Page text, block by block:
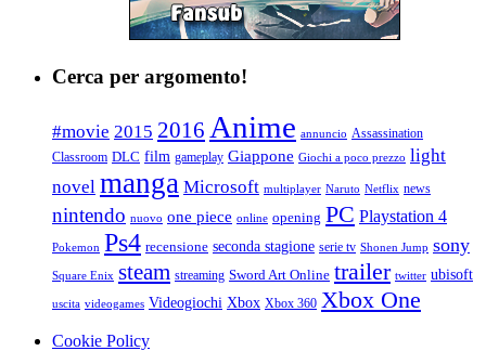
Cerca per argomento!
#movie 2015 2016 Anime annuncio Assassination
Classroom DLC film gameplay Giappone Giochi a poco prezzo light
novel manga Microsoft multiplayer Naruto Netflix news
nintendo nuovo one piece online opening PC Playstation 4
Pokemon Ps4 recensione seconda stagione serie tv Shonen Jump sony
Square Enix steam streaming Sword Art Online trailer twitter ubisoft
uscita videogames Videogiochi Xbox Xbox 360 Xbox One
Cookie Policy